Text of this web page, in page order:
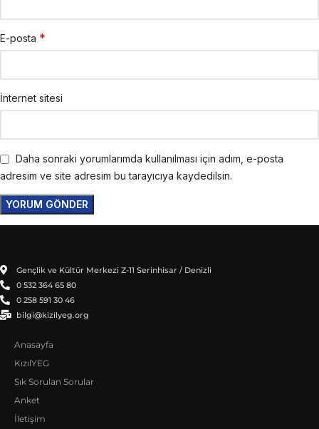
E-posta *
İnternet sitesi
Daha sonraki yorumlarımda kullanılması için adım, e-posta
adresim ve site adresim bu tarayıcıya kaydedilsin.
Gençlik ve Kültür Merkezi Z-11 Serinhisar / Denizli
0 532 364 65 80
0 258 591 30 46
bilgi@kizilyeg.org
Anasayfa
KızılYEG
Sık Sorulan Sorular
Anket
İletişim